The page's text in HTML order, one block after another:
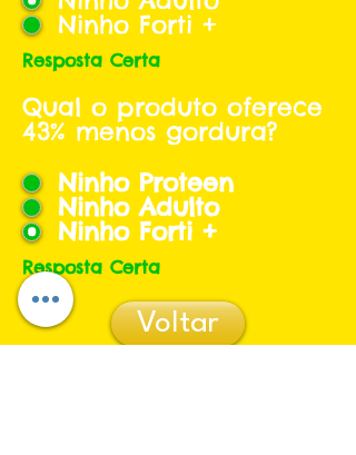
Ninho Forti +
Resposta Certa
Qual o produto oferece
43% menos gordura?
Ninho Proteen
Ninho Adulto
Ninho Forti +
Resposta Certa
Voltar